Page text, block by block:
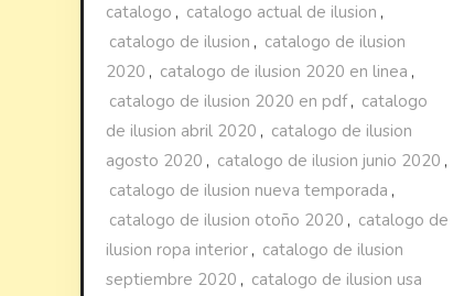
catalogo , catalogo actual de ilusion ,
catalogo de ilusion , catalogo de ilusion
2020 , catalogo de ilusion 2020 en linea ,
catalogo de ilusion 2020 en pdf, catalogo
de ilusion abril 2020 , catalogo de ilusion
agosto 2020 , catalogo de ilusion junio 2020 ,
catalogo de ilusion nueva temporada ,
catalogo de ilusion otoño 2020 , catalogo de
ilusion ropa interior , catalogo de ilusion
septiembre 2020 , catalogo de ilusion usa